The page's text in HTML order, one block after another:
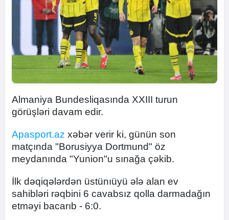
Almaniya Bundesliqasında XXIII turun
görüşləri davam edir.
Apasport.az xəbər verir ki, günün son
matçında "Borusiyya Dortmund" öz
meydanında "Yunion"u sınağa çəkib.
İlk dəqiqələrdən üstünıüyü ələ alan ev
sahibləri rəqbini 6 cavabsız qolla darmadağın
etməyi bacarıb - 6:0.